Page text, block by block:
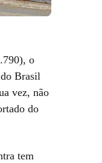
o
Brasil
vez, não
do
tem